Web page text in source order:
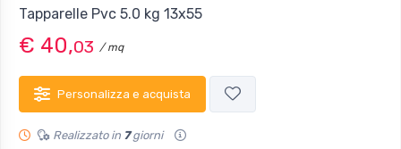
Tapparelle Pvc 5.0 kg 13x55
€ 40,03 / mq
Personalizza e acquista
Realizzato in 7giorni